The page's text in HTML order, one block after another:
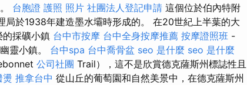
台胞證 護照 照片 社團法人登記申請 這個位於伯內特附
局於1938年建造墨水壩時形成的。 在20世紀上半葉的大
採礦小鎮 台中市按摩 台中全身按摩推薦 按摩證照班 -
靈小鎮。 台中spa 台中喬骨盆 seo 是什麼 seo 是什麼
公司社團 Trail），這不是欣賞德克薩斯州標誌性且
燙 推拿台中 從山丘的葡萄園和自然美景中，在德克薩斯州